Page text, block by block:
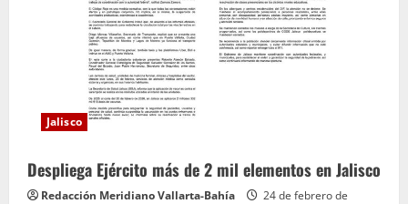
Jalisco
Despliega Ejército más de 2 mil elementos en Jalisco
Redacción Meridiano Vallarta-Bahía
24 de febrero de